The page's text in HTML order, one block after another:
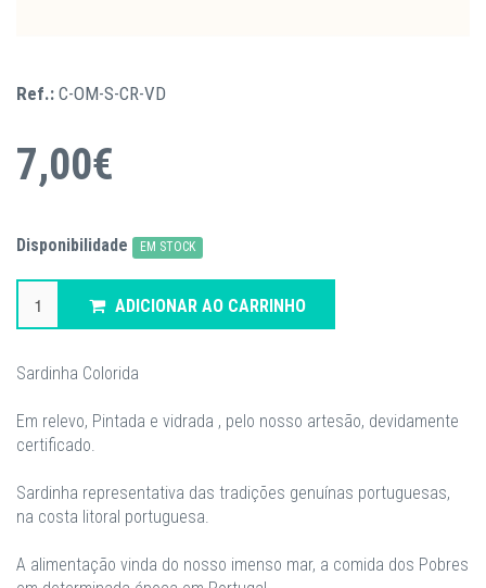
Ref.: C-OM-S-CR-VD
7,00€
Disponibilidade EM STOCK
ADICIONAR AO CARRINHO
Sardinha Colorida
Em relevo, Pintada e vidrada , pelo nosso artesão, devidamente
certificado.
Sardinha representativa das tradições genuínas portuguesas,
na costa litoral portuguesa.
A alimentação vinda do nosso imenso mar, a comida dos Pobres